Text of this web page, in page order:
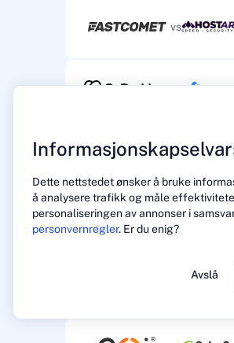
Dette nettstedet ønsker å bruke
å analysere trafikk og måle
personaliseringen av annonser i
personvernregler. Er du enig?
Avslå
vs
vs
vs